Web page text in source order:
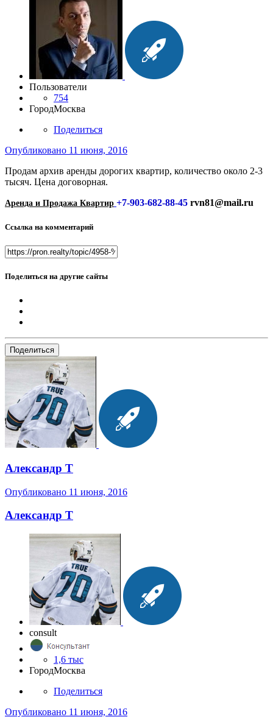
Пользователи
754
ГородМосква
Поделиться
Опубликовано 11 июня, 2016
Продам архив аренды дорогих квартир, количество около 2-3
тысяч. Цена договорная.
Аренда и Продажа Квартир +7-903-682-88-45 rvn81@mail.ru
Ссылка на комментарий
Поделиться на другие сайты
Поделиться
Александр Т
Опубликовано 11 июня, 2016
Александр Т
consult
1,6 тыс
ГородМосква
Поделиться
Опубликовано 11 июня, 2016